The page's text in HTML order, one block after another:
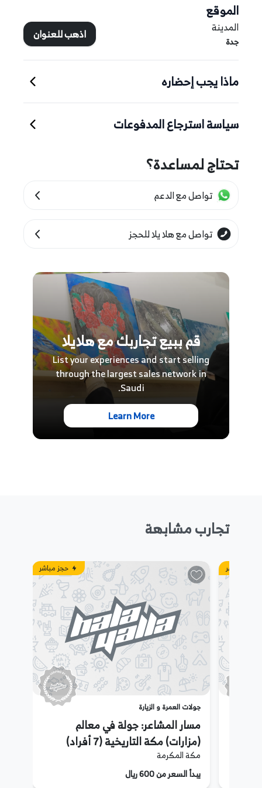
الموقع
المدينة
جدة اذهب للعنوان
ماذا يجب إحضاره
سياسة استرجاع المدفوعات
تحتاج لمساعدة؟
تواصل مع الدعم
تواصل مع هلا يلا للحجز
قم ببيع تجاربك مع هلايلا
List your experiences and start selling
through the largest sales network in
Saudi.
Learn More
تجارب مشابهة
حجز مباشر حجز مباشر
جولات العمرة و الزيارة
مسار المشاعر: جولة في معالم
(مزارات) مكة التاريخية (7 أفراد)
مكة المكرمة
يبدأ السعر من 600 ريال